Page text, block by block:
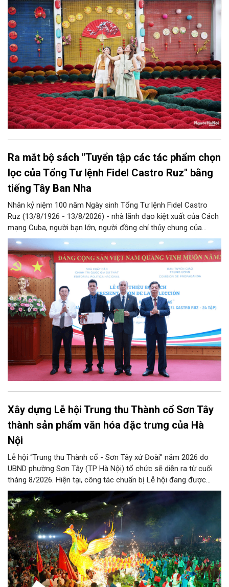
góp phần thực hiện thắng lợi các mục tiêu phát triển du lịch Hà
Nội năm 2026 và giai đoạn tiếp theo.
Ra mắt bộ sách "Tuyển tập các tác phẩm chọn
lọc của Tổng Tư lệnh Fidel Castro Ruz" bằng
tiếng Tây Ban Nha
Nhân kỷ niệm 100 năm Ngày sinh Tổng Tư lệnh Fidel Castro
Ruz (13/8/1926 - 13/8/2026) - nhà lãnh đạo kiệt xuất của Cách
mạng Cuba, người bạn lớn, người đồng chí thủy chung của
Đảng, Nhà nước và nhân dân Việt Nam, chiều 5/8, tại Hà Nội,
Nhà xuất bản Chính trị quốc gia Sự thật phối hợp với Ban Tuyên
giáo Trung ương tổ chức Lễ giới thiệu bộ sách “Tuyển tập các
tác phẩm chọn lọc của Tổng Tư lệnh Fidel Castro Ruz” gồm 24
tập bằng tiếng Tây Ban Nha.
Xây dựng Lễ hội Trung thu Thành cổ Sơn Tây
thành sản phẩm văn hóa đặc trưng của Hà
Nội
Lễ hội “Trung thu Thành cổ - Sơn Tây xứ Đoài” năm 2026 do
UBND phường Sơn Tây (TP Hà Nội) tổ chức sẽ diễn ra từ cuối
tháng 8/2026. Hiện tại, công tác chuẩn bị Lễ hội đang được
chính quyền phường Sơn Tây cùng các phòng, ban, ngành, đơn
vị và 25 tổ dân phố khẩn trương triển khai, tạo khí thế sôi nổi,
sẵn sàng mang đến cho Nhân dân và du khách một mùa Trung
thu quy mô, đặc sắc và giàu bản sắc văn hóa xứ Đoài.